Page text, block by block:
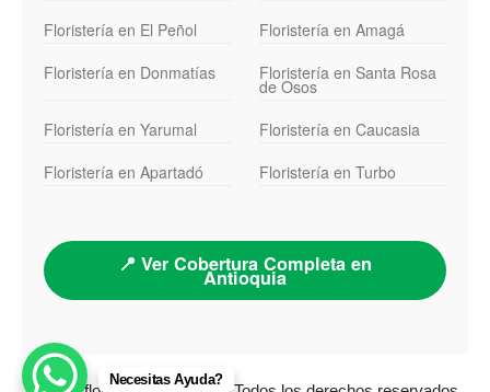
Floristería en El Peñol
Floristería en Amagá
Floristería en Donmatías
Floristería en Santa Rosa
de Osos
Floristería en Yarumal
Floristería en Caucasia
Floristería en Apartadó
Floristería en Turbo
📍 Ver Cobertura Completa en
Antioquia
Necesitas Ayuda?